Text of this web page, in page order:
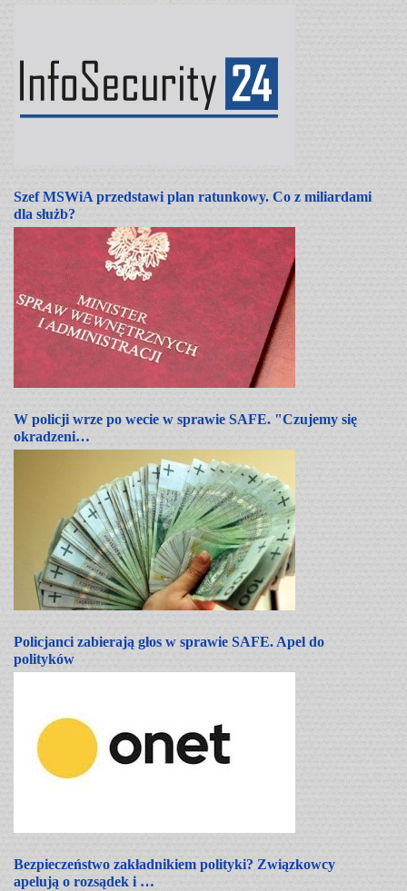
Szef MSWiA przedstawi plan ratunkowy. Co z miliardami
dla służb?
W policji wrze po wecie w sprawie SAFE. "Czujemy się
okradzeni…
Policjanci zabierają głos w sprawie SAFE. Apel do
polityków
Bezpieczeństwo zakładnikiem polityki? Związkowcy
apelują o rozsądek i …